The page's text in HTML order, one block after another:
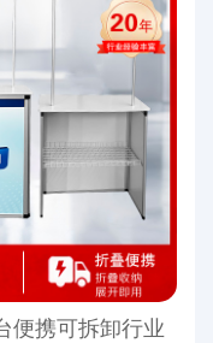
便携可拆卸行业